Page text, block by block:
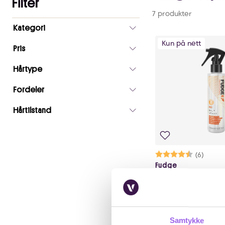
Samtykke
Filter
filtre
Kategori
Pris
Hårtype
Fordeler
Hårtilstand
7 produkter
Kun på nett
Karakter:
(6)
4.3 av 5
Fudge
159,- 159 NOK